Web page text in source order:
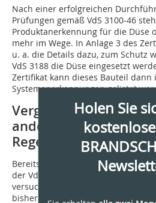
Nach einer erfolgreichen
Prüfungen gemäß VdS 3100-46
Produktanerkennung für die Düse
mehr im Wege. In Anlage 3 des
u. a. die Details dazu, zum Schutz
VdS 3188 die Düse eingesetzt
Zertifikat kann dieses Bauteil dann
Systemanerkennungen gelistet
Die
Vergleich mit
anderen
Regelwerken
Bereits bei der Erstellung
der VdS 3100-46 wurde
versucht, neben den
bisher bei VdS
Holen Sie